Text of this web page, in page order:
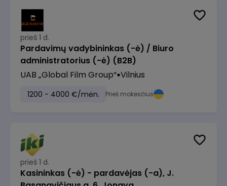
prieš 1 d.
Pardavimų vadybininkas (-ė) / Biuro
administratorius (-ė) (B2B)
UAB „Global Film Group“ Vilnius
1200 - 4000 €/mėn. Prieš mokesčius
prieš 1 d.
Kasininkas (-ė) - pardavėjas (-a), J.